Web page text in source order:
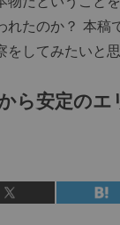
れたのか？ 本稿
してみたいと思
ら安定のエ